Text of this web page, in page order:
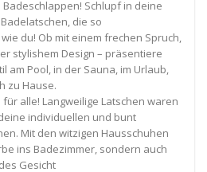
Badeschlappen! Schlupf in deine
die so
du! Ob mit einem frechen Spruch,
stylishem Design – präsentiere
am Pool, in der Sauna, im Urlaub,
zu Hause.
alle! Langweilige Latschen waren
individuellen und bunt
Mit den witzigen Hausschuhen
ins Badezimmer, sondern auch
Gesicht